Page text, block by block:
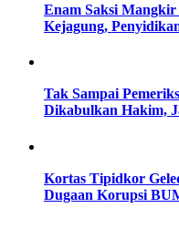
Enam Saksi
Kejagung,
Tak Sampai
Dikabulkan Hakim,
Kortas Tipidkor
Dugaan Korupsi